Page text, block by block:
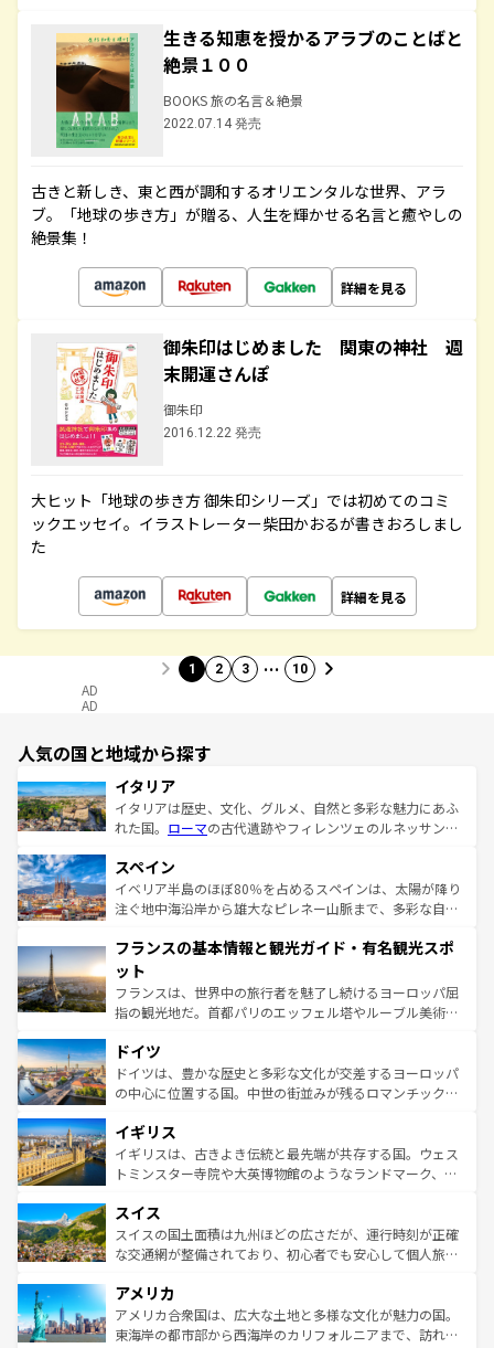
生きる知恵を授かるアラブのことばと
絶景１００
BOOKS 旅の名言＆絶景
2022.07.14 発売
古きと新しき、東と西が調和するオリエンタルな世界、アラ
ブ。「地球の歩き方」が贈る、人生を輝かせる名言と癒やしの
絶景集！
詳細を見る
御朱印はじめました 関東の神社 週
末開運さんぽ
御朱印
2016.12.22 発売
大ヒット「地球の歩き方 御朱印シリーズ」では初めてのコミ
ックエッセイ。イラストレーター柴田かおるが書きおろしまし
た
詳細を見る
1 2 3 … 10
AD
AD
人気の国と地域から探す
イタリア
イタリアは歴史、文化、グルメ、自然と多彩な魅力にあふ
れた国。 ローマの古代遺跡やフィレンツェのルネッサンス
ろん、トスカーナの美しい田園風景やアマルフィ海岸の絶
景など、自然景観も見逃せない。観光の合間には、本場の
ピザやパスタなど、絶品のイタリア料理を堪能することも
ませてくれるイタリアで、忘れられない旅をしてみよう！
なお、新着のイタリア情報は
しい。
スペイン
イベリア半島のほぼ80％を占めるスペインは、太陽が降り
注ぐ地中海沿岸から雄大なピレネー山脈まで、多彩な自然
文化が根付くこの国では、情熱的なフラメンコ、熱気あふ
れる闘牛、そして美味しいタパスが生活の一部となってい
る。首都マドリードの洗練された雰囲気や、バルセロナの
アートに溢れた街角から、地方では古代ローマ遺跡や中世
せる。地方によって風土や気候が異なるスペインはその個
性で訪れる人を魅了する。 なお、新着のスペイン情報は コ
ンテンツ一覧を参照してほしい。
フランスの基本情報と観光ガイド・有名観光スポ
ット
フランスは、世界中の旅行者を魅了し続けるヨーロッパ屈
指の観光地だ。首都パリのエッフェル塔やルーブル美術館
で、幅広い魅力が詰まっている。華麗な宮殿、歴史的な大
聖堂、美しいビーチ、そして豊かな自然が、訪れる者を心
から魅了する。また、フランスは美食の国としても知ら
いる。シャンパンの発祥地であるランス、プロヴァンスの
香り高いラベンダー畑など、多彩な楽しみ方が可能だ。さ
らに、パリ以外の地域にも魅力が溢れており、どの街角に
れる地方に足を運ぶとそれぞれで全く異なる文化を体験で
きるだろう。 なお、新着のフランス情報はコンテンツ一覧
を参照してほしい。
ドイツ
ドイツは、豊かな歴史と多彩な文化が交差するヨーロッパ
の中心に位置する国。中世の街並みが残るロマンチック街
顔を持つこの国は、どこを歩いても飽きることがない。ベ
ルリンの文化的活気、バイエルン州のアルプスの絶景、そ
してライン川沿いのワイン畑といった風景は必見。ビール
は、お酒好きな人にはぜひ体験してほしい。 なお、新着の
ドイツ情報はコンテンツ一覧を参照してほしい。
イギリス
イギリスは、古きよき伝統と最先端が共存する国。ウェス
トミンスター寺院や大英博物館のようなランドマーク、歴
リアごとに異なる魅力がある。また、優雅なアフタヌーン
ティー、ビール好きにはたまらない英国パブ、サッカー観
戦など、本場だからこそできる体験も豊富。イギリスを旅
ンツ一覧を参照してほしい。
スイス
スイスの国土面積は九州ほどの広さだが、運行時刻が正確
な交通網が整備されており、初心者でも安心して個人旅行
の建物がそのまま残る町や、スイスならではのユニークな
博物館もあり、アルプス観光だけでなく町歩きも満喫する
ことができる。国民の所得が高いため物価も高いが、旅行
アメリカ
アメリカ合衆国は、広大な土地と多様な文化が魅力の国。
東海岸の都市部から西海岸のカリフォルニアまで、訪れる